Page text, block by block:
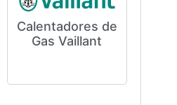
Calentadores de
Gas Vaillant
Modelos y Precios de
Calentadores de Gas Vaillant